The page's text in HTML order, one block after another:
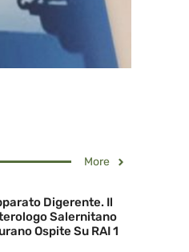
More
Digerente. Il
Salernitano
Ospite Su RAI 1